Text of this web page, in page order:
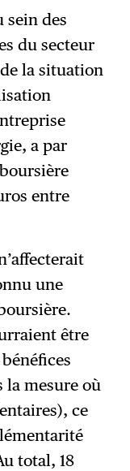
sein des
du secteur
la situation
a par
entre
une
être
la mesure où
ce
total, 18